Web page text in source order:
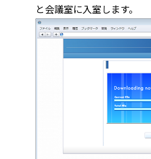
と会議室に入室します。